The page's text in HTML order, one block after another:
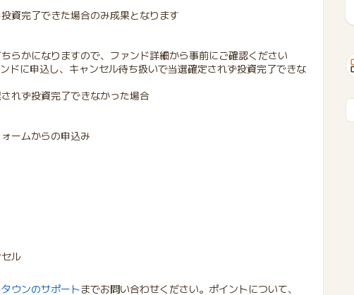
資完了できた場合のみ成果となります
らかになりますので、ファンド詳細から事前にご確認ください
ドに申込し、キャンセル待ち扱いで当選確定されず投資完了できな
れず投資完了できなかった場合
ームからの申込み
ル
ウンのサポートまでお問い合わせください。ポイントについて、